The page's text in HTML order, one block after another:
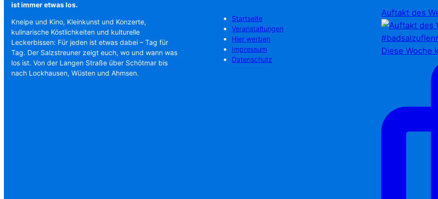
ist immer etwas los.
Kneipe und Kino, Kleinkunst und Konzerte,
kulinarische Köstlichkeiten und kulturelle
Leckerbissen: Für jeden ist etwas dabei – Tag für
Tag. Der Salzstreuner zeigt euch, wo und wann was
los ist. Von der Langen Straße über Schötmar bis
nach Lockhausen, Wüsten und Ahmsen.
Startseite
Veranstaltungen
Hier werben
Impressum
Datenschutz
Auftakt des
Diese Woche